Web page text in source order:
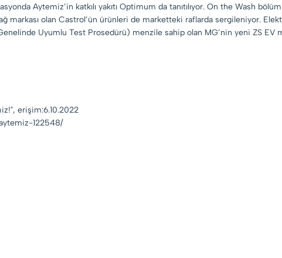
Aytemiz’in katkılı yakıtı Optimum da tanıtılıyor. On the Wash
markası olan Castrol’ün ürünleri de marketteki raflarda sergileniyor.
Uyumlu Test Prosedürü) menzile sahip olan MG’nin yeni ZS EV
erişim:6.10.2022
122548/